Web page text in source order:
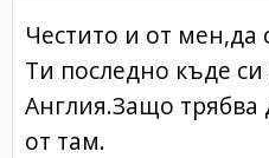
Честито и от мен,да
Ти последно къде
Англия.Защо
от там.